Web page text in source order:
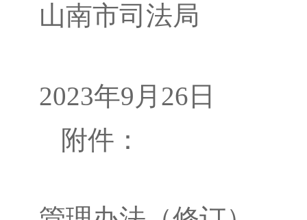
山南市司法局
2023年9月26日
附件：